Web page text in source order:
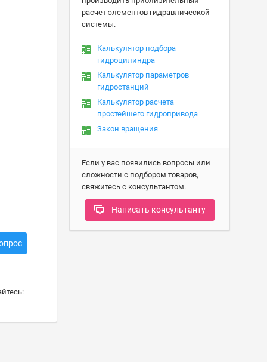
расчет элементов гидравлической
системы.
Калькулятор подбора
гидроцилиндра
Калькулятор параметров
гидростанций
Калькулятор расчета
простейшего гидропривода
Закон вращения
Если у вас появились вопросы или
сложности с подбором товаров,
свяжитесь с консультантом.
Написать консультанту